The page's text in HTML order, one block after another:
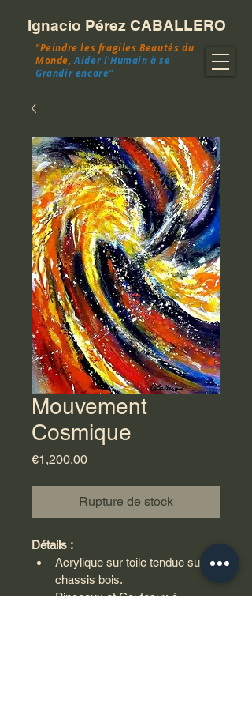
Ignacio Pérez CABALLERO
"Peindre les fragiles Beautés du
Monde,Aider l'Humain à se
Grandir encore"
Mouvement
Cosmique
€1,200.00Prix
Rupture de stock
Détails :
Acrylique sur toile tendue sur
chassis bois.
Pinceaux et Couteaux à